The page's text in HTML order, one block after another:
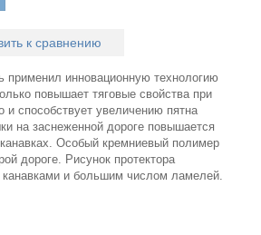
к сравнению
применил инновационную технологию
повышает тяговые свойства при
способствует увеличению пятна
на заснеженной дороге повышается
Особый кремниевый полимер
дороге. Рисунок протектора
канавками и большим числом ламелей.